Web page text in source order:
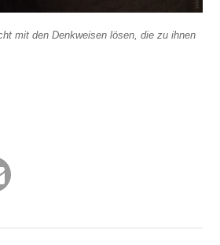
mit den Denkweisen lösen, die zu ihnen